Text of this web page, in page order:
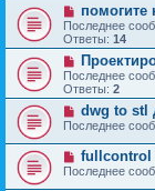
помогите
Последнее
Ответы: 14
Последнее
Ответы: 2
dwg to stl
Последнее
fullcontrol
Последнее